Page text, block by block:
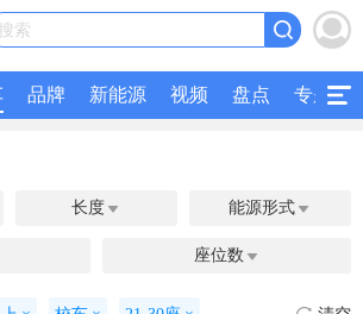
索
品牌 新能源 视频 盘点 专题
长度  能源形式 
座位数 